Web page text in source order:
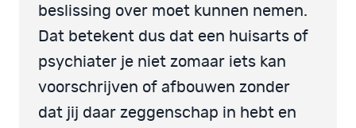
beslissing over moet kunnen nemen.
Dat betekent dus dat een huisarts of
psychiater je niet zomaar iets kan
voorschrijven of afbouwen zonder
dat jij daar zeggenschap in hebt en